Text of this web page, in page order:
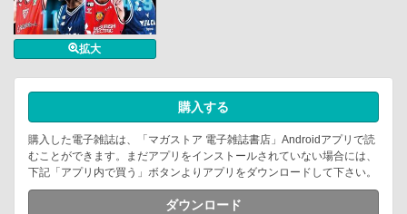
拡大
購入する
購入した電子雑誌は、「マガストア 電子雑誌書店」Androidアプリで読
むことができます。まだアプリをインストールされていない場合には、
下記「アプリ内で買う」ボタンよりアプリをダウンロードして下さい。
ダウンロード